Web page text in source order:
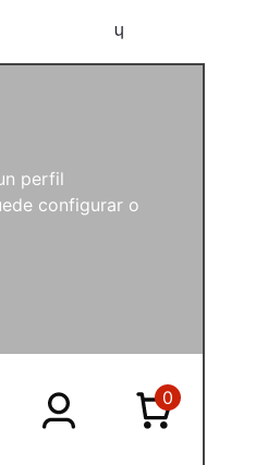
perfil
configurar o
h
0